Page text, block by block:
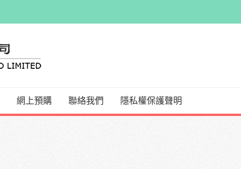
網上預購 聯絡我們 隱私權保護聲明